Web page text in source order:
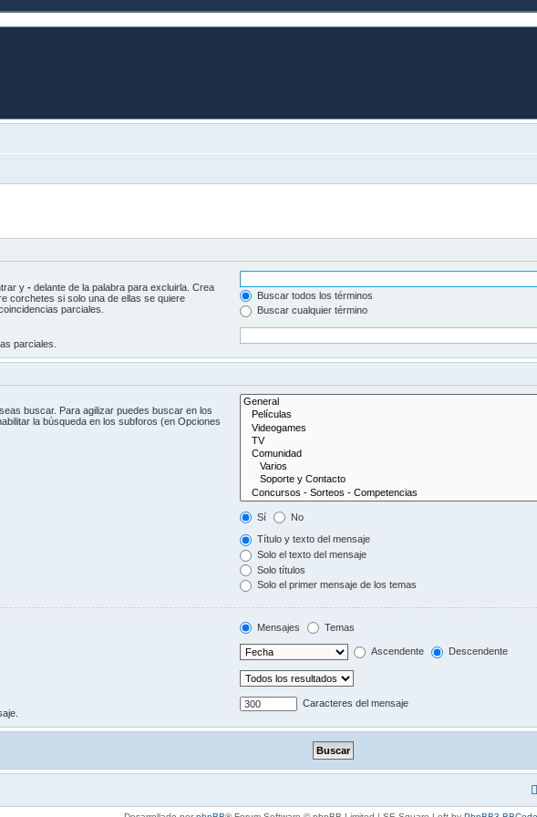
y - delante de la palabra para excluirla. Crea
corchetes si solo una de ellas se quiere
parciales.
Buscar todos los términos
Buscar cualquier término
parciales.
buscar. Para agilizar puedes buscar en los
la búsqueda en los subforos (en Opciones
Sí No
Título y texto del mensaje
Solo el texto del mensaje
Solo títulos
Solo el primer mensaje de los temas
Mensajes Temas
Ascendente Descendente
Caracteres del mensaje